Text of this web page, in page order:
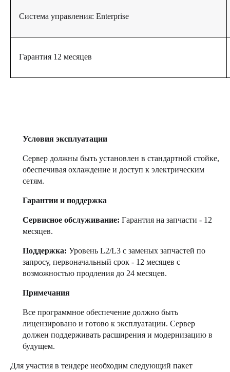
Система управления: Enterprise
Гарантия 12 месяцев
Условия эксплуатации
Сервер должны быть установлен в стандартной стойке,
обеспечивая охлаждение и доступ к электрическим
сетям.
Гарантии и поддержка
Сервисное обслуживание: Гарантия на запчасти - 12
месяцев.
Поддержка: Уровень L2/L3 с заменых запчастей по
запросу, первоначальный срок - 12 месяцев с
возможностью продления до 24 месяцев.
Примечания
Все программное обеспечение должно быть
лицензировано и готово к эксплуатации. Сервер
должен поддерживать расширения и модернизацию в
будущем.
Для участия в тендере необходим следующий пакет